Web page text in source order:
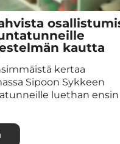
kautta
kertaa
Sipoon Sykkeen
luethan